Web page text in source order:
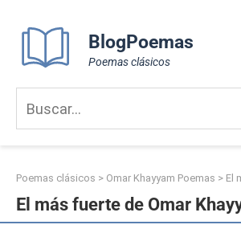
content
BlogPoemas
Poemas clásicos
Poemas clásicos > Omar Khayyam Poemas > El
El más fuerte de Omar